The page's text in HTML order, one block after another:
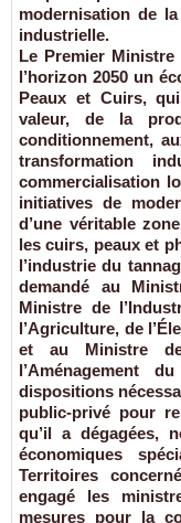
modernisation de
industrielle.
Le Premier
l’horizon 2050 un
Peaux et Cuirs,
valeur, de la
conditionnement,
transformation
commercialisation
initiatives de
d’une véritable
les cuirs, peaux et
l’industrie du
demandé au
Ministre de
l’Agriculture, de
et au Ministre
l’Aménagement
dispositions
public-privé pour
qu’il a dégagées,
économiques
Territoires
engagé les
mesures pour la